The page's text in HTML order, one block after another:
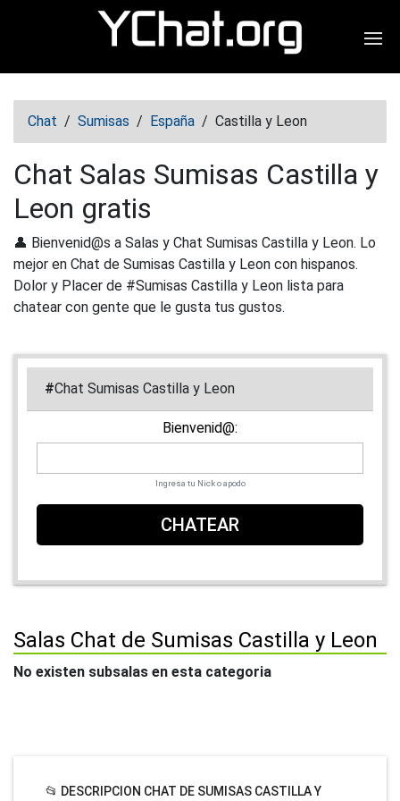
Chat / Sumisas / España / Castilla y Leon
Chat Salas Sumisas Castilla y
Leon gratis
👤 Bienvenid@s a Salas y Chat Sumisas Castilla y Leon. Lo
mejor en Chat de Sumisas Castilla y Leon con hispanos.
Dolor y Placer de #Sumisas Castilla y Leon lista para
chatear con gente que le gusta tus gustos.
#Chat Sumisas Castilla y Leon
Bienvenid@:
Ingresa tu Nick o apodo
CHATEAR
Salas Chat de Sumisas Castilla y Leon
No existen subsalas en esta categoria
📂 DESCRIPCION CHAT DE SUMISAS CASTILLA Y